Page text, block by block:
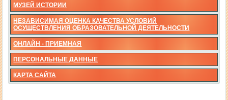
МУЗЕЙ ИСТОРИИ
НЕЗАВИСИМАЯ ОЦЕНКА КАЧЕСТВА УСЛОВИЙ
ОСУЩЕСТВЛЕНИЯ ОБРАЗОВАТЕЛЬНОЙ ДЕЯТЕЛЬНОСТИ
ОНЛАЙН - ПРИЕМНАЯ
ПЕРСОНАЛЬНЫЕ ДАННЫЕ
КАРТА САЙТА